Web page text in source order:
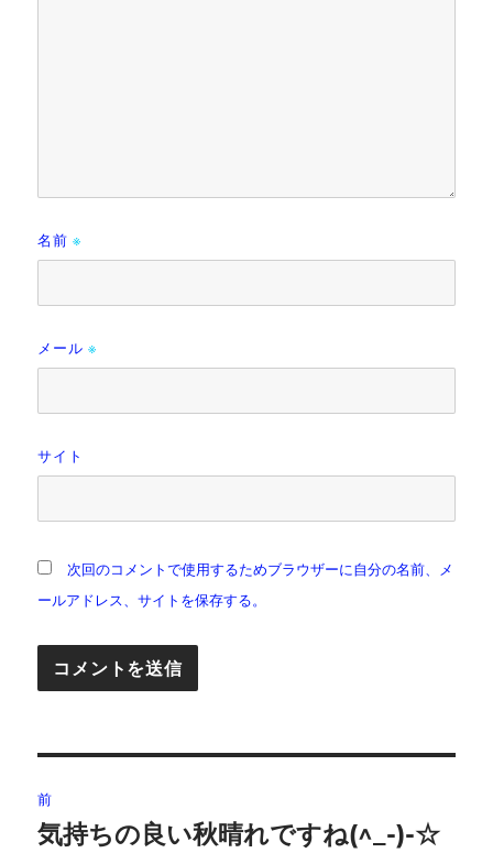
名前※
メール※
サイト
次回のコメントで使用するためブラウザーに自分の名前、メ
ールアドレス、サイトを保存する。
稿
前
前
気持ちの良い秋晴れですね(^_-)-☆